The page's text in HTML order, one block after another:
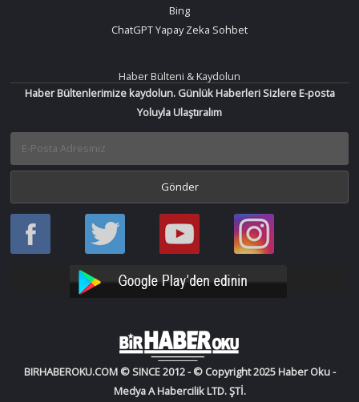
Bing
ChatGPT Yapay Zeka Sohbet
Haber Bülteni & Kaydolun
Haber Bültenlerimize kaydolun. Günlük Haberleri Sizlere E-posta
Yoluyla Ulaştıralım
Haber
Oku
Haber
Oku
Bir
Haber
YouTube
Bir
Haber
Instagram
BIRHABEROKU.COM © SINCE 2012 - © Copyright 2025 Haber Oku -
Medya A Habercilik LTD. ŞTİ.